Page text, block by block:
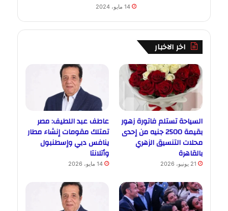
14 مايو، 2024
اخر الاخبار
السياحة تستلم فاتورة زهور
بقيمة 2500 جنيه من إحدى
محلات التنسيق الزهري
بالقاهرة
21 يونيو، 2026
عاطف عبد اللطيف: مصر
تمتلك مقومات إنشاء مطار
ينافس دبي وإسطنبول
وأتلانتا
14 مايو، 2026